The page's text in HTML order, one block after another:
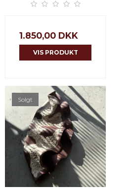
1.850,00 DKK
VIS PRODUKT
Solgt